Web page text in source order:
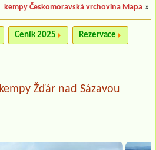
kempy Českomoravská vrchovina Mapa »
Ceník 2025 Rezervace
kempy Žďár nad Sázavou